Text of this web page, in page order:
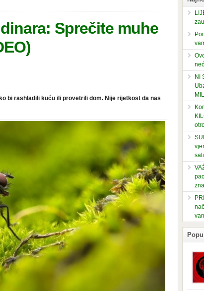
Sprečite muhe
bi rashladili kuću ili provetrili dom. Nije rijetkost da nas
NI
sati